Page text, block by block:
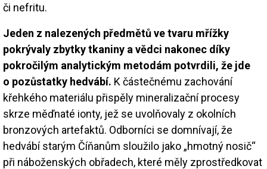
či nefritu.
Jeden z nalezených předmětů ve tvaru mřížky
pokrývaly zbytky tkaniny a vědci nakonec díky
pokročilým analytickým metodám potvrdili, že jde
o pozůstatky hedvábí. K částečnému zachování
křehkého materiálu přispěly mineralizační procesy
skrze měďnaté ionty, jež se uvolňovaly z okolních
bronzových artefaktů. Odborníci se domnívají, že
hedvábí starým Číňanům sloužilo jako „hmotný nosič“
při náboženských obřadech, které měly zprostředkovat